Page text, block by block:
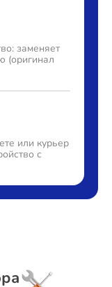
заменяет
(оригинал
или курьер
с